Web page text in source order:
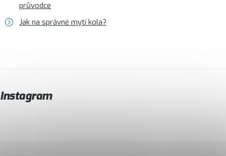
Kontakt Servisní a výdejní místa
průvodce
Jak na správné mytí kola?
Instagram